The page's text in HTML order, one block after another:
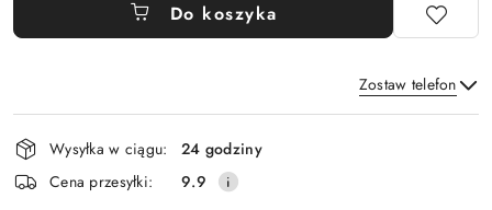
Do koszyka
Zostaw telefon
Wyślij
Dostępność
i
dostawa
Wysyłka w ciągu:
24 godziny
Cena przesyłki:
9.9